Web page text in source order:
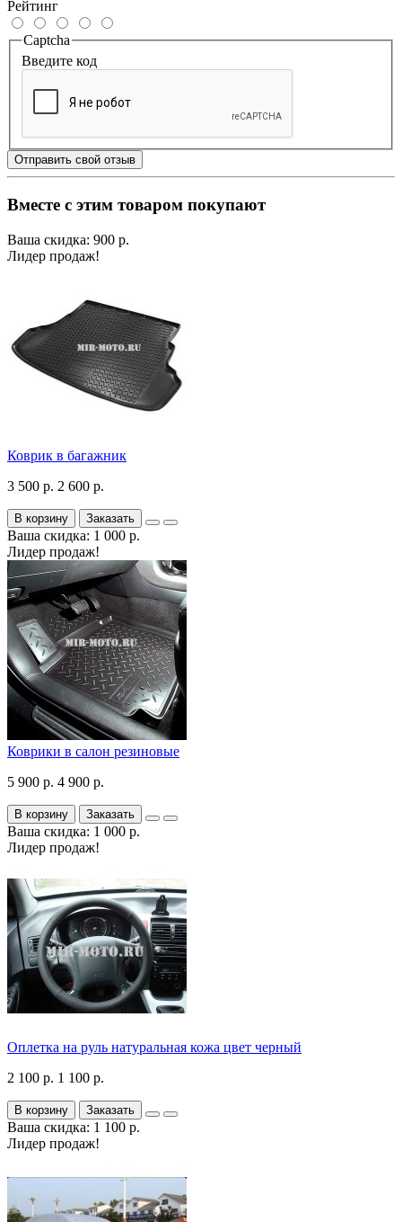
Рейтинг
Captcha
Введите код
Отправить свой отзыв
Вместе с этим товаром покупают
Ваша скидка: 900 р.
Лидер продаж!
Коврик в багажник
3 500 р. 2 600 р.
В корзину Заказать
Ваша скидка: 1 000 р.
Лидер продаж!
Коврики в салон резиновые
5 900 р. 4 900 р.
В корзину Заказать
Ваша скидка: 1 000 р.
Лидер продаж!
Оплетка на руль натуральная кожа цвет черный
2 100 р. 1 100 р.
В корзину Заказать
Ваша скидка: 1 100 р.
Лидер продаж!